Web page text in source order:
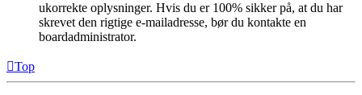
ukorrekte oplysninger. Hvis du er 100% sikker på, at du har
skrevet den rigtige e-mailadresse, bør du kontakte en
boardadministrator.
Top